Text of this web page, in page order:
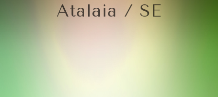
Atalaia / SE